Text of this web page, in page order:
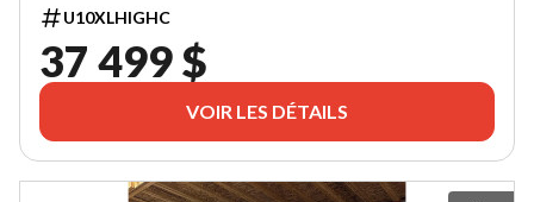
U10XLHIGHC
37 499 $
VOIR LES DÉTAILS